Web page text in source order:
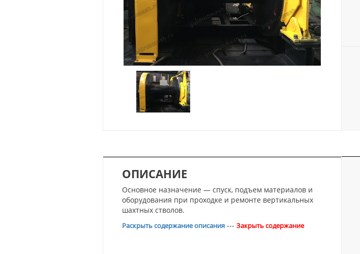
ОПИСАНИЕ
Основное назначение — спуск, подъем материалов и
оборудования при проходке и ремонте вертикальных
шахтных стволов.
Раскрыть содержание описания --- Закрыть содержание